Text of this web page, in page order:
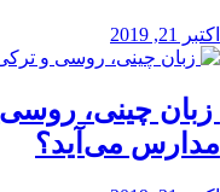
اکتبر 21, 2019
زبان چینی،
مدارس می‌آید؟